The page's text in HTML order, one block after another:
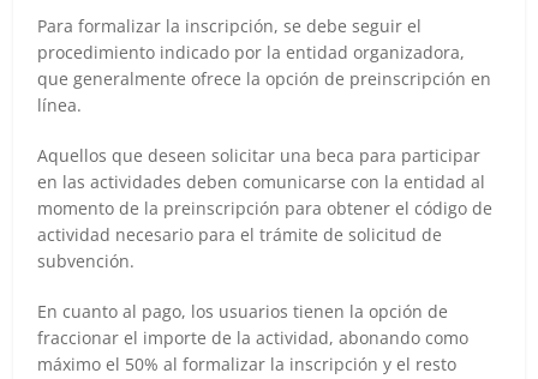
Para formalizar la inscripción, se debe seguir el
procedimiento indicado por la entidad organizadora,
que generalmente ofrece la opción de preinscripción en
línea.
Aquellos que deseen solicitar una beca para participar
en las actividades deben comunicarse con la entidad al
momento de la preinscripción para obtener el código de
actividad necesario para el trámite de solicitud de
subvención.
En cuanto al pago, los usuarios tienen la opción de
fraccionar el importe de la actividad, abonando como
máximo el 50% al formalizar la inscripción y el resto